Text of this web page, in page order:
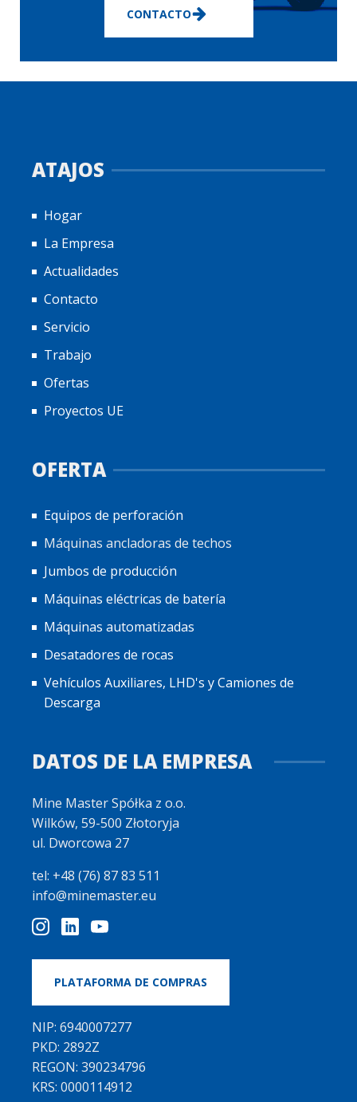
CONTACTO
ATAJOS
Hogar
La Empresa
Actualidades
Contacto
Servicio
Trabajo
Ofertas
Proyectos UE
OFERTA
Equipos de perforación
Máquinas ancladoras de techos
Jumbos de producción
Máquinas eléctricas de batería
Máquinas automatizadas
Desatadores de rocas
Vehículos Auxiliares, LHD's y Camiones de
Descarga
DATOS DE LA EMPRESA
Mine Master Spółka z o.o.
Wilków, 59-500 Złotoryja
ul. Dworcowa 27
tel: +48 (76) 87 83 511
info@minemaster.eu
PLATAFORMA DE COMPRAS
NIP: 6940007277
PKD: 2892Z
REGON: 390234796
KRS: 0000114912